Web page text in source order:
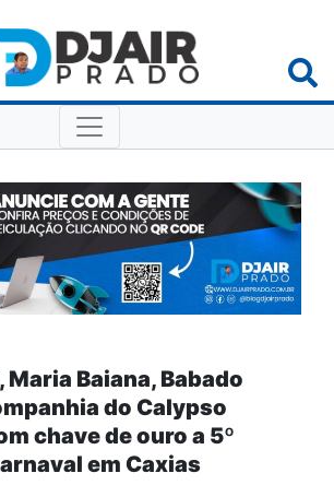
Maria Baiana, Babado
do Calypso
chave de ouro a 5º
em Caxias